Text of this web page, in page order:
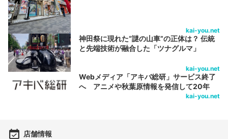
kai-you.net
神田祭に現れた“謎の山車”の正体は？ 伝統
と先端技術が融合した「ツナグルマ」
kai-you.net
Webメディア「アキバ総研」サービス終了
へ アニメや秋葉原情報を発信して20年
kai-you.net
店舗情報